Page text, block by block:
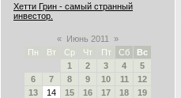
Хетти Грин - самый странный
инвестор.
« Июнь 2011
»
Пн
Вт Ср Чт Пт Сб
Вс
1
2 3 4
5
6
7 8 9 10 11
12
13
14 15 16 17 18
19